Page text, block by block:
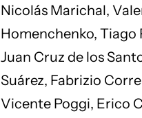
Nicolás Marichal,
Homenchenko, Tiago
Juan Cruz de los
Suárez, Fabrizio
Vicente Poggi, Erico